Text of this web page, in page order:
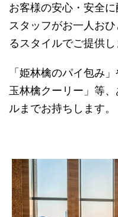
お客様の安心・安全
スタッフがお一人お
るスタイルでご提供し
「姫林檎のパイ包み
玉林檎クーリー」等
ルまでお持ちします。